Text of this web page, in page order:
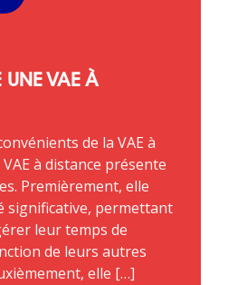
UNE VAE À
de la VAE à
à distance présente
Premièrement, elle
significative, permettant
leur temps de
de leurs autres
elle […]